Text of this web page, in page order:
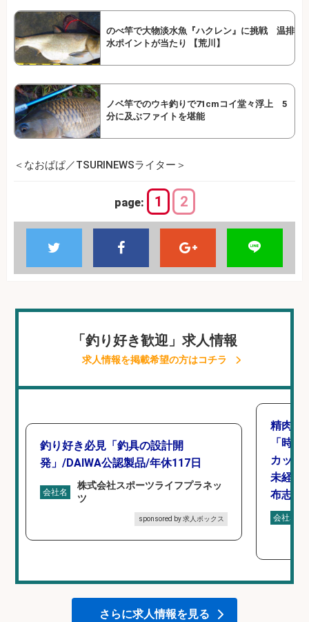
のべ竿で大物淡水魚『ハクレン』に挑戦 温排
水ポイントが当たり 【荒川】
ノベ竿でのウキ釣りで71cmコイ堂々浮上 5
分に及ぶファイトを堪能
＜なおぱぱ／TSURINEWSライター＞
page: 1 2
「釣り好き歓迎」求人情報
求人情報を掲載希望の方はコチラ
釣り好き必見「釣具の設計開
発」/DAIWA公認製品/年休117日
会社名
株式会社スポーツライフプラネッ
ツ
sponsored by 求人ボックス
精肉・
「時
カット
未経験
布志市
会社名
さらに求人情報を見る